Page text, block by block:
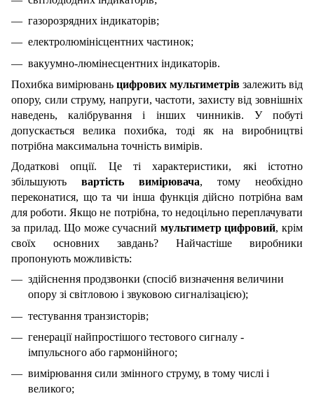
газорозрядних індикаторів;
електролюмінісцентних частинок;
вакуумно-люмінесцентних індикаторів.
Похибка вимірювань цифрових мультиметрів залежить від
опору, сили струму, напруги, частоти, захисту від зовнішніх
наведень, калібрування і інших чинників. У побуті
допускається велика похибка, тоді як на виробництві
потрібна максимальна точність вимірів.
Додаткові опції. Це ті характеристики, які істотно
збільшують вартість вимірювача, тому необхідно
переконатися, що та чи інша функція дійсно потрібна вам
для роботи. Якщо не потрібна, то недоцільно переплачувати
за прилад. Що може сучасний мультиметр цифровий, крім
своїх основних завдань? Найчастіше виробники
пропонують можливість:
здійснення продзвонки (спосіб визначення величини
опору зі світловою і звуковою сигналізацією);
тестування транзисторів;
генерації найпростішого тестового сигналу -
імпульсного або гармонійного;
вимірювання сили змінного струму, в тому числі і
великого;